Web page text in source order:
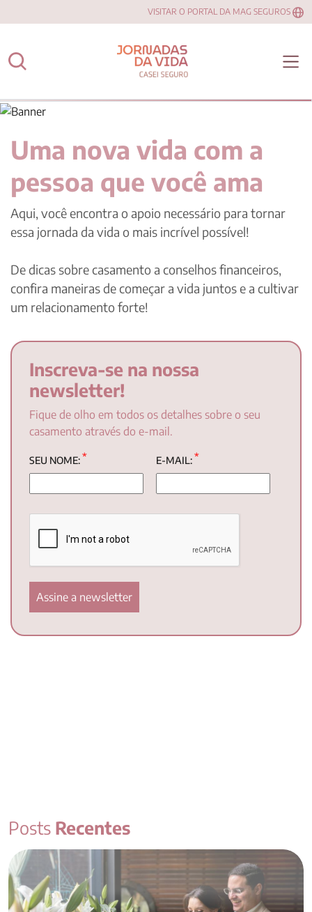
VISITAR O PORTAL DA MAG SEGUROS
Uma nova vida com a
pessoa que você ama
Aqui, você encontra o apoio necessário para tornar
essa jornada da vida o mais incrível possível!
De dicas sobre casamento a conselhos financeiros,
confira maneiras de começar a vida juntos e a cultivar
um relacionamento forte!
Inscreva-se na nossa
newsletter!
Fique de olho em todos os detalhes sobre o seu
casamento através do e-mail.
SEU NOME:* E-MAIL:*
Posts Recentes